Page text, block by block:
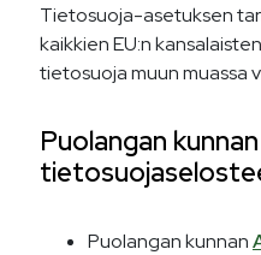
Tietosuoja-asetuksen
kaikkien EU:n
tietosuoja muun muassa
Puolangan kunnan
Puolangan kunnan